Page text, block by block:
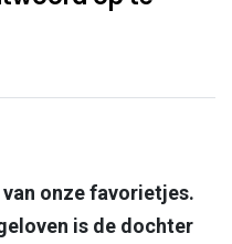
link
onze favorietjes.
is de dochter